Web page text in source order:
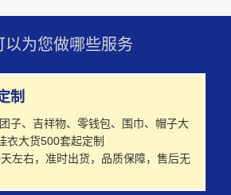
以为您做哪些服务
制
子、吉祥物、零钱包、围巾、帽子大
衣大货500套起定制
左右，准时出货，品质保障，售后无